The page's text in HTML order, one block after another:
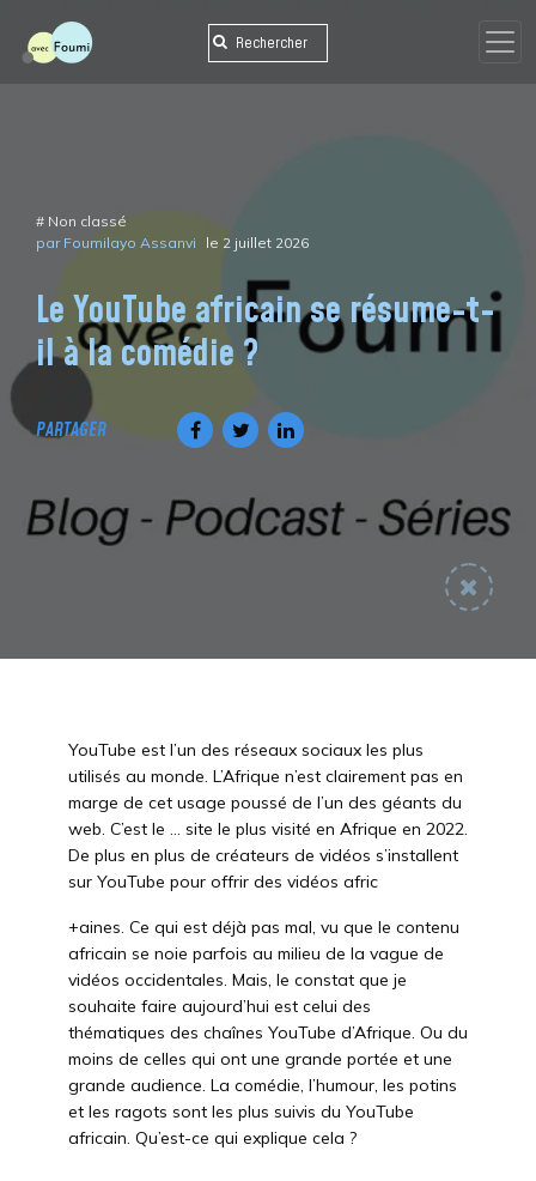
content
# Non classé
par Foumilayo Assanvi
le 2 juillet 2026
Le YouTube africain se résume-t-
il à la comédie ?
PARTAGER
YouTube est l’un des réseaux sociaux les plus
utilisés au monde. L’Afrique n’est clairement pas en
marge de cet usage poussé de l’un des géants du
web. C’est le … site le plus visité en Afrique en 2022.
De plus en plus de créateurs de vidéos s’installent
sur YouTube pour offrir des vidéos afric
+aines. Ce qui est déjà pas mal, vu que le contenu
africain se noie parfois au milieu de la vague de
vidéos occidentales. Mais, le constat que je
souhaite faire aujourd’hui est celui des
thématiques des chaînes YouTube d’Afrique. Ou du
moins de celles qui ont une grande portée et une
grande audience. La comédie, l’humour, les potins
et les ragots sont les plus suivis du YouTube
africain. Qu’est-ce qui explique cela ?